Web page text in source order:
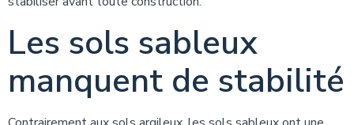
Les sols sableux
manquent de stabilité